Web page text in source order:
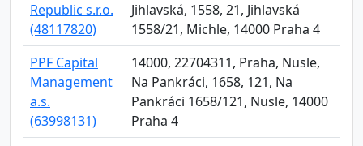
Republic s.r.o.
(48117820)
Jihlavská, 1558, 21, Jihlavská
1558/21, Michle, 14000 Praha 4
PPF Capital
Management
a.s.
(63998131)
14000, 22704311, Praha, Nusle,
Na Pankráci, 1658, 121, Na
Pankráci 1658/121, Nusle, 14000
Praha 4